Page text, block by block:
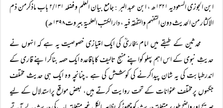
ابن الجوزی السعودیہ ۱۴۲۱ھ ، ابن عبد البر
:
جامع بیان العلم وفضلہ ۲/۱۳۱ باب ماذکرمن ذم
الاکثار من الحدیث دون التفہم والتفقہ فیہ ، دار الکتب العلمیۃ بیروت ۱۳۹۸ھ)
محدثین کے طبقے میں امام بخاریؒ کی ایک امتیازی خصوصیت یہ ہے کہ انہوں نے
حدیثِ نبوی کے اس اہم پہلو کواپنے منہجِ تالیف کاباقاعدہ ایک حصہ بناکر اپنے قاری کے
اندرطبابت کی یہ شان پیداکرنے کی کوشش کی ہے ۔چنانچہ وہ ایک ہی حدیث مختلف
جگہوں پرمختلف عنوانات کے تحت روایت کرتے ہیں، بعض مواقع پراستدلال کے لیے